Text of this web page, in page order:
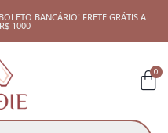
BANCÁRIO! FRETE GRÁTIS A
1000
0